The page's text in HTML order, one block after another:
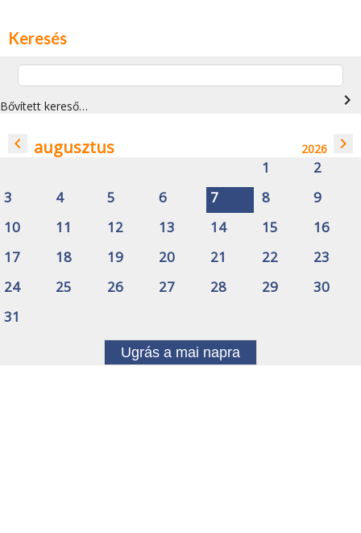
Keresés
Bővített kereső… navigate_next
navigate_before augusztus 2026 navigate_next
1
2
3
4 5 6 7 8
9
10
11 12 13 14 15
16
17
18 19 20 21 22
23
24
25 26 27 28 29
30
31
Ugrás a mai napra